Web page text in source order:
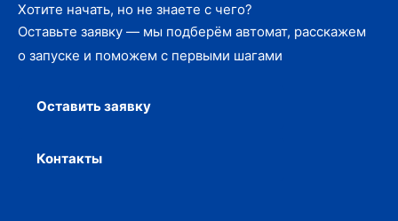
Хотите начать, но не знаете с чего?
Оставьте заявку — мы подберём автомат, расскажем
о запуске и поможем с первыми шагами
Оставить заявку
Контакты